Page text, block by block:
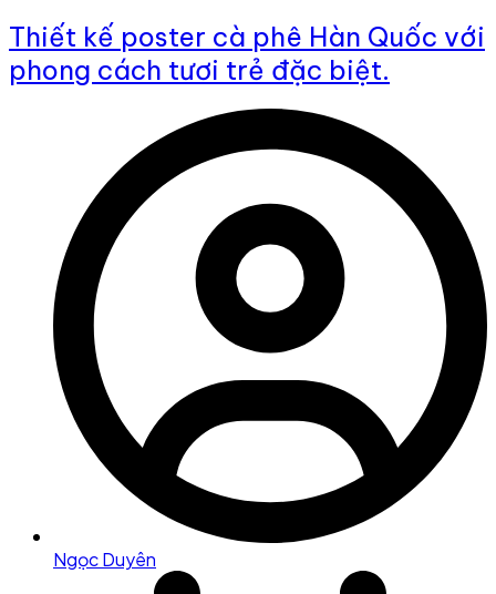
Thiết kế poster cà phê Hàn Quốc với
phong cách tươi trẻ đặc biệt.
Ngọc Duyên